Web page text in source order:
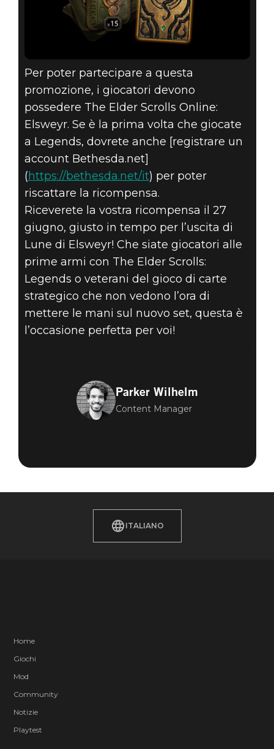
Per poter partecipare a questa
promozione, i giocatori devono
possedere The Elder Scrolls Online:
Elsweyr. Se è la prima volta che giocate
a Legends, dovrete anche [registrare un
account Bethesda.net]
(https://bethesda.net/it) per poter
riscattare la ricompensa.
Riceverete la vostra ricompensa il 27
giugno, giusto in tempo per l’uscita di
Lune di Elsweyr! Che siate giocatori alle
prime armi con The Elder Scrolls:
Legends o veterani del gioco di carte
strategico che non vedono l’ora di
mettere le mani sul nuovo set, questa è
l’occasione perfetta per voi!
Parker Wilhelm
Content Manager
ITALIANO
Home
Giochi
Mod
Community
Notizie
Playtest